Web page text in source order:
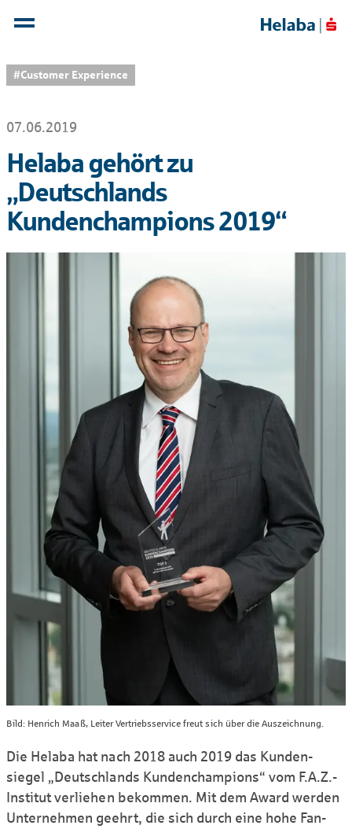
#Customer Experience
07.06.2019
Helaba gehört zu
„Deutschlands
Kundenchampions 2019“
Bild: Henrich Maaß, Leiter Vertriebsservice freut sich über die Auszeichnung.
Die Helaba hat nach 2018 auch 2019 das Kunden­
siegel „Deutschlands Kunden­champions“ vom F.A.Z.-
Institut verliehen bekommen. Mit dem Award werden
Unter­nehmen geehrt, die sich durch eine hohe Fan-